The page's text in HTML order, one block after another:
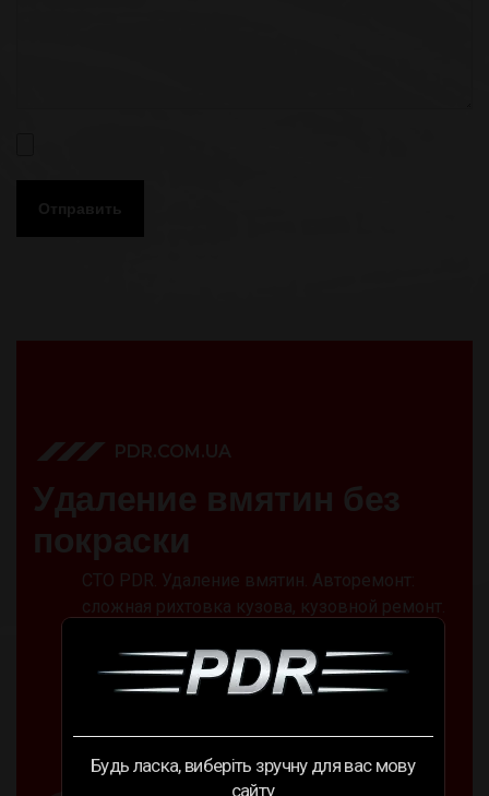
Отправить
PDR.COM.UA
Удаление вмятин без
покраски
СТО PDR. Удаление вмятин. Авторемонт:
сложная рихтовка кузова, кузовной ремонт.
качественно.
Будь ласка, виберіть зручну для вас мову
сайту